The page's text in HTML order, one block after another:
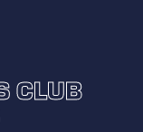
CLUB